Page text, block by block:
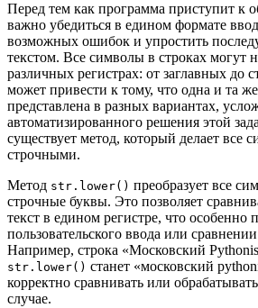
Перед тем как программа приступит к
важно убедиться в едином формате
возможных ошибок и упростить
текстом. Все символы в строках могут
различных регистрах: от заглавных до
может привести к тому, что одна и та
представлена в разных вариантах,
автоматизированного решения этой
существует метод, который делает все
строчными.
Метод str.lower() преобразует все
строчные буквы. Это позволяет
текст в едином регистре, что особенно
пользовательского ввода или
Например, строка «Московский
str.lower() станет «московский
корректно сравнивать или
случае.